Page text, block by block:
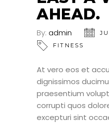
AHEAD.
By: admin
FITNESS
At vero eos et
dignissimos
praesentium
corrupti quos
excepturi sint